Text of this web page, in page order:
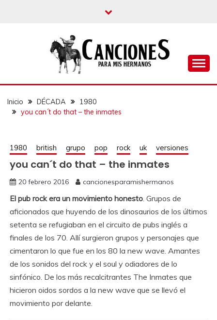
CANCIONES PARA
MIS HERMANOS
Inicio DÉCADA
1980
you can´t do that – the inmates
1980 british grupo pop rock uk versiones
you can´t do that – the inmates
20 febrero 2016 cancionesparamishermanos
El pub rock era un movimiento honesto. Grupos de
aficionados que huyendo de los dinosaurios de los últimos
setenta se refugiaban en el circuito de pubs inglés a
finales de los 70. Allí surgieron grupos y personajes que
cimentaron lo que fue en los 80 la new wave. Amantes
de los sonidos del rock y el soul y odiadores de lo
sinfónico. De los más recalcitrantes The Inmates que
hicieron oidos sordos a la new wave que se llevó el
movimiento por delante.